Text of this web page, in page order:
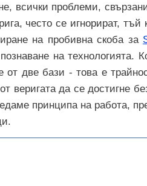
всички проблеми,
често се игнорират, тъй
на пробивна скоба за
на технологията.
две бази - това е
веригата да се достигне
принципа на работа,